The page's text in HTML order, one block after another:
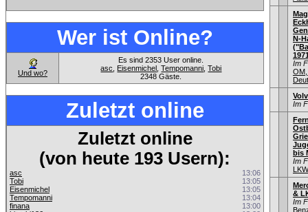
Wer ist Online?
Und wo?
Es sind 2353 User online.
asc
Eisenmichel ,Tempomanni ,Tobi
2348 Gäste.
Zuletzt online
Zuletzt online
(von heute 193 Usern):
asc
13:06
Tobi
13:05
Eisenmichel
13:05
Tempomanni
13:04
finana
13:00
N-
Im
Im
bis
Im
&
Im